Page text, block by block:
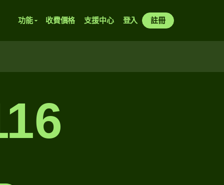
功能 收費價格 支援中心 登入 註冊